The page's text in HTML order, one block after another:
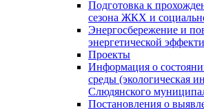
Подготовка к
сезона ЖКХ и
Энергосбережение и
энергетической
Проекты
Информация о
среды (экологическая
Слюдянского
Постановления о